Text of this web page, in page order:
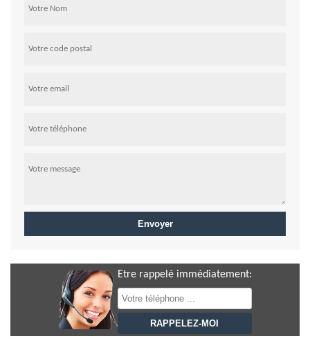
Etre rappelé immédiatement: